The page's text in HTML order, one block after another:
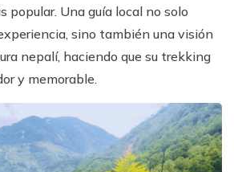
popular. Una guía local no solo
sino también una visión
nepalí, haciendo que su trekking
y memorable.